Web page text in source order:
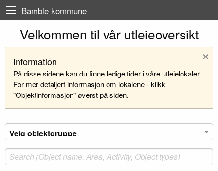
Bamble kommune
Velkommen til vår utleieoversikt
×
Information
På disse sidene kan du finne ledige tider i våre utleielokaler.
For mer detaljert informasjon om lokalene - klikk
"Objektinformasjon" øverst på siden.